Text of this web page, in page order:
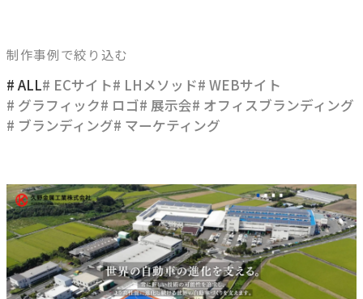
事業領域
ブランディングからマーケティング、組織支援、実行までを
一貫して支援します。
マーケティング支援
→
専門性で戦略をかたちにする
人と​組織の​価値共創支援
制作事例で絞り込む
# ALL# ECサイト# LHメソッド# WEBサイト
# グラフィック# ロゴ# 展示会# オフィスブランディング
# ブランディング# マーケティング